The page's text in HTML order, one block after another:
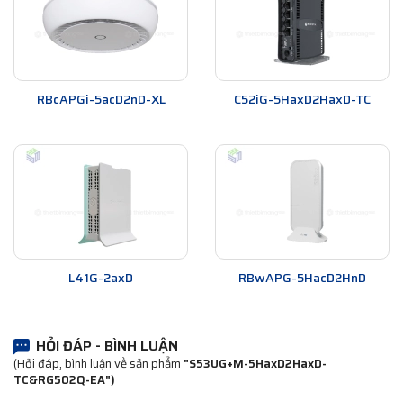
RBcAPGi-5acD2nD-XL C52iG-5HaxD2HaxD-TC
L41G-2axD RBwAPG-5HacD2HnD
HỎI ĐÁP - BÌNH LUẬN
(Hỏi đáp, bình luận về sản phẩm "S53UG+M-5HaxD2HaxD-
TC&RG502Q-EA")